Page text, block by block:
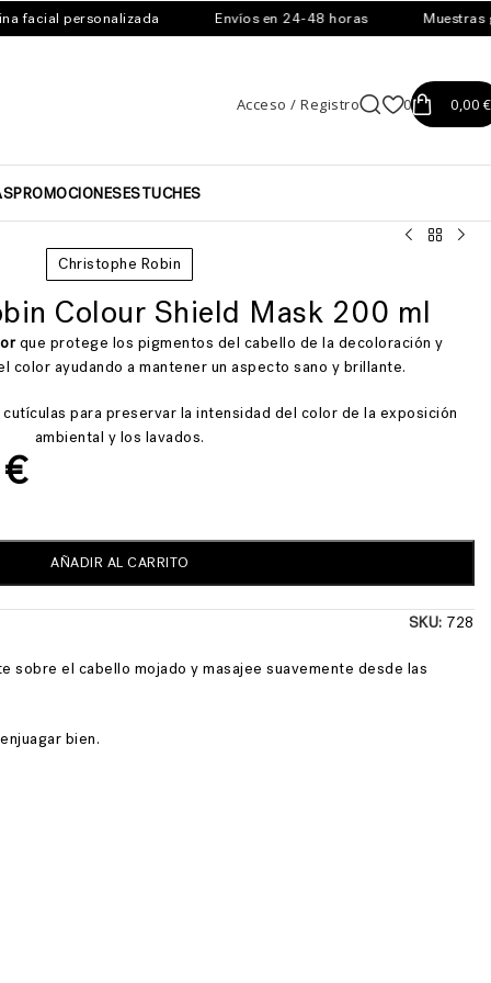
facial personalizada Envíos en 24-48 horas Muestras
Acceso / Registro 0 0,00 €
PROMOCIONESESTUCHES
Christophe Robin
Colour Shield Mask 200 ml
que protege los pigmentos del cabello de la decoloración y
color ayudando a mantener un aspecto sano y brillante.
para preservar la intensidad del color de la exposición
ambiental y los lavados.
€
AÑADIR AL CARRITO
SKU: 728
sobre el cabello mojado y masajee suavemente desde las
bien.